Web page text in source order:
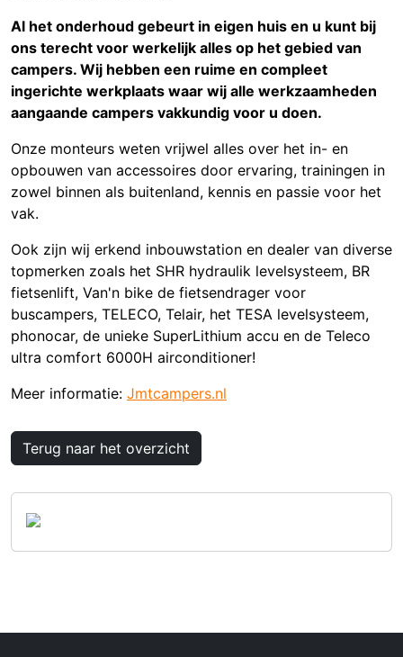
Al het onderhoud gebeurt in eigen huis en u kunt bij
ons terecht voor werkelijk alles op het gebied van
campers. Wij hebben een ruime en compleet
ingerichte werkplaats waar wij alle werkzaamheden
aangaande campers vakkundig voor u doen.
Onze monteurs weten vrijwel alles over het in- en
opbouwen van accessoires door ervaring, trainingen in
zowel binnen als buitenland, kennis en passie voor het
vak.
Ook zijn wij erkend inbouwstation en dealer van diverse
topmerken zoals het SHR hydraulik levelsysteem, BR
fietsenlift, Van'n bike de fietsendrager voor
buscampers, TELECO, Telair, het TESA levelsysteem,
phonocar, de unieke SuperLithium accu en de Teleco
ultra comfort 6000H airconditioner!
Meer informatie: Jmtcampers.nl
Terug naar het overzicht